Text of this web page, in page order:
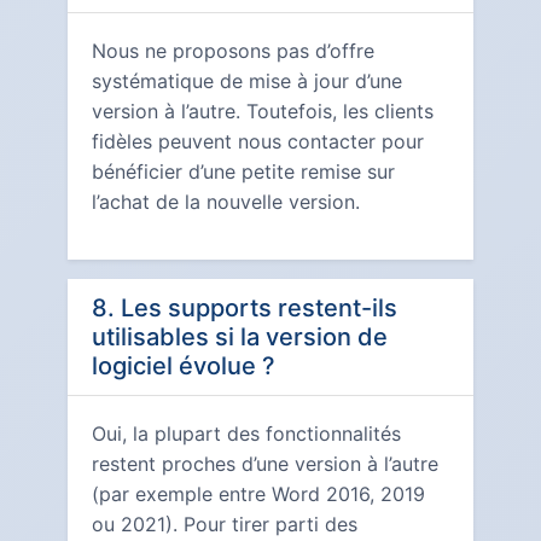
Nous ne proposons pas d’offre
systématique de mise à jour d’une
version à l’autre. Toutefois, les clients
fidèles peuvent nous contacter pour
bénéficier d’une petite remise sur
l’achat de la nouvelle version.
8. Les supports restent-ils
utilisables si la version de
logiciel évolue ?
Oui, la plupart des fonctionnalités
restent proches d’une version à l’autre
(par exemple entre Word 2016, 2019
ou 2021). Pour tirer parti des